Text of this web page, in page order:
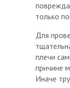
только
Для
плечи
причине
Иначе